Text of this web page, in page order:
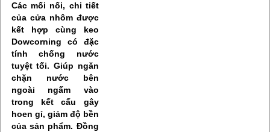
Các mối nối, chi tiết
của cửa nhôm được
kết hợp cùng keo
Dowcorning có đặc
tính chống nước
tuyệt tối. Giúp ngăn
chặn nước bên
ngoài ngấm vào
trong kết cấu gây
hoen gỉ, giảm độ bền
của sản phẩm. Đồng